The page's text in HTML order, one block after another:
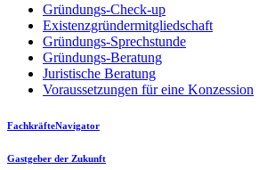
Gründungs-Check-up
Existenzgründermitgliedschaft
Gründungs-Sprechstunde
Gründungs-Beratung
Juristische Beratung
Voraussetzungen für eine Konzession
FachkräfteNavigator
Gastgeber der Zukunft